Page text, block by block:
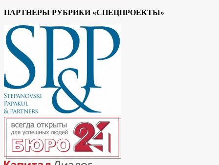
ПАРТНЕРЫ РУБРИКИ «СПЕЦПРОЕКТЫ»